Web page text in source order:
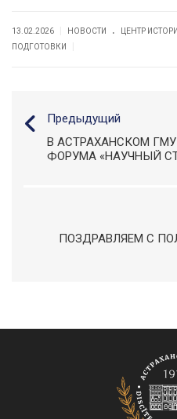
13.02.2026 НОВОСТИ . ЦЕНТР
ПОДГОТОВКИ
Предыдущий
В АСТРАХАНСКОМ
ФОРУМА «НАУЧНЫЙ
ПОЗДРАВЛЯЕМ С